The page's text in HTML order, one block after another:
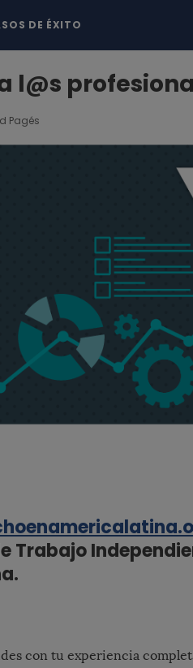
DE ÉXITO
l@s
Pagés
Trabajo
con tu experiencia